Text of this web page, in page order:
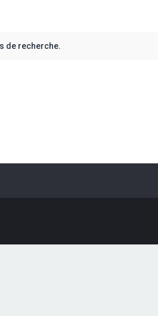
de recherche.